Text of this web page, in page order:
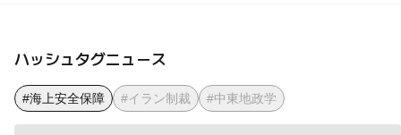
ハッシュタグニュース
#海上安全保障 #イラン制裁 #中東地政学